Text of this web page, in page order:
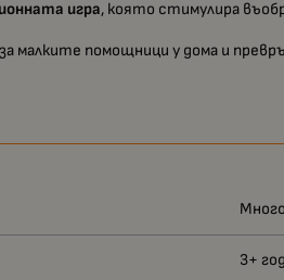
игра, която стимулира
малките помощници у дома и
3+